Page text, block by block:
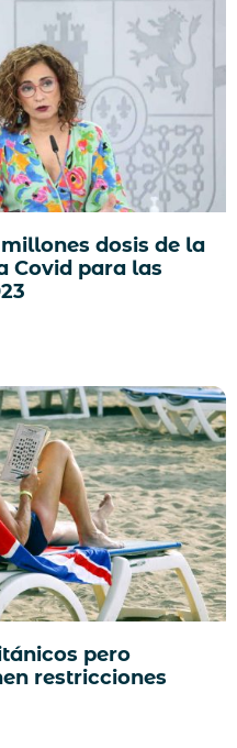
dosis de la
Covid para las
pero
restricciones